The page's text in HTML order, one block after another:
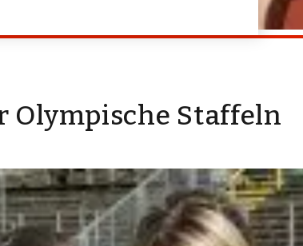
Olympische Staffeln